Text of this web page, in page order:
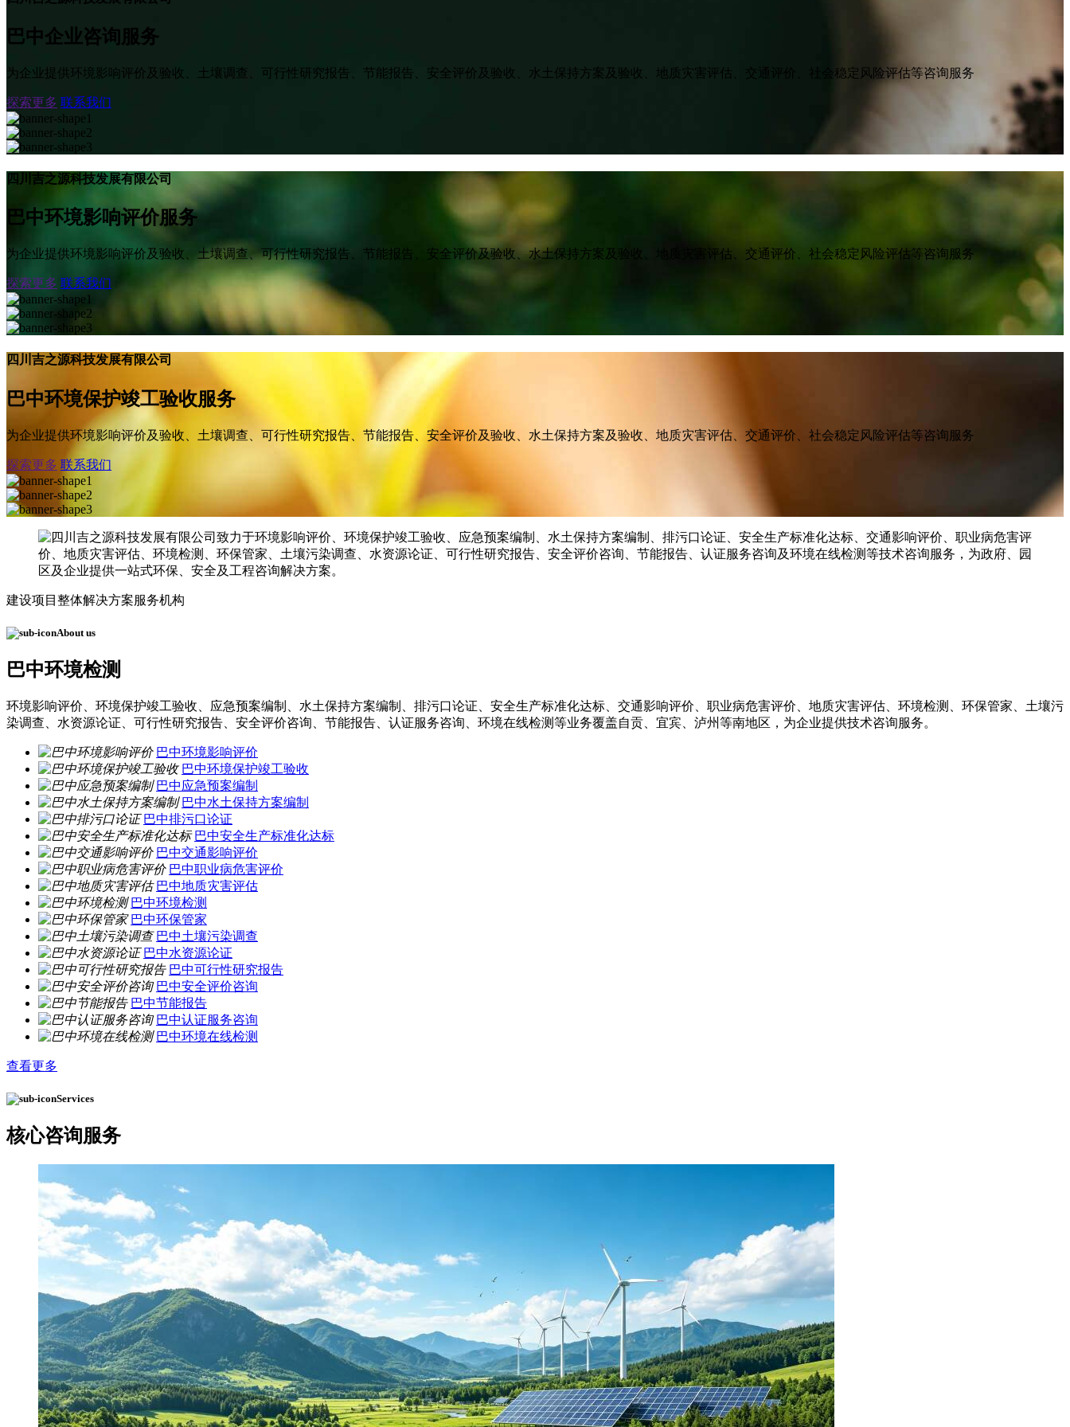
巴中企业咨询服务
为企业提供环境影响评价及验收、土壤调查、可行性研究报告、节能报告、安全评价及验收、水土保持方案及验收、地质灾害评估、交通评价、社会稳定风险评估等咨询服务
探索更多 联系我们
四川吉之源科技发展有限公司
巴中环境影响评价服务
为企业提供环境影响评价及验收、土壤调查、可行性研究报告、节能报告、安全评价及验收、水土保持方案及验收、地质灾害评估、交通评价、社会稳定风险评估等咨询服务
探索更多 联系我们
四川吉之源科技发展有限公司
巴中环境保护竣工验收服务
为企业提供环境影响评价及验收、土壤调查、可行性研究报告、节能报告、安全评价及验收、水土保持方案及验收、地质灾害评估、交通评价、社会稳定风险评估等咨询服务
探索更多 联系我们
建设项目整体解决方案服务机构
About us
巴中环境检测
环境影响评价、环境保护竣工验收、应急预案编制、水土保持方案编制、排污口论证、安全生产标准化达标、交通影响评价、职业病危害评价、地质灾害评估、环境检测、环保管家、土壤污
染调查、水资源论证、可行性研究报告、安全评价咨询、节能报告、认证服务咨询、环境在线检测等业务覆盖自贡、宜宾、泸州等南地区，为企业提供技术咨询服务。
巴中环境影响评价
巴中环境保护竣工验收
巴中应急预案编制
巴中水土保持方案编制
巴中排污口论证
巴中安全生产标准化达标
巴中交通影响评价
巴中职业病危害评价
巴中地质灾害评估
巴中环境检测
巴中环保管家
巴中土壤污染调查
巴中水资源论证
巴中可行性研究报告
巴中安全评价咨询
巴中节能报告
巴中认证服务咨询
巴中环境在线检测
查看更多
Services
核心咨询服务